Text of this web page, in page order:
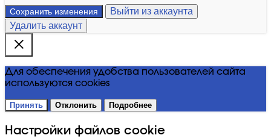
Сохранить изменения
Выйти из аккаунта
Удалить аккаунт
Для обеспечения удобства пользователей сайта
используются cookies
Принять Отклонить Подробнее
Настройки файлов cookie